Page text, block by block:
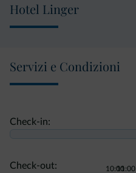
Hotel Linger
Servizi e Condizioni
Check-in:
Check-out: 10:0011:00